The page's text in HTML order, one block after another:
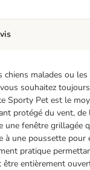
chiens malades ou
souhaitez
Sporty Pet est le
protégé du vent,
une fenêtre
à une poussette
pratique
entièrement